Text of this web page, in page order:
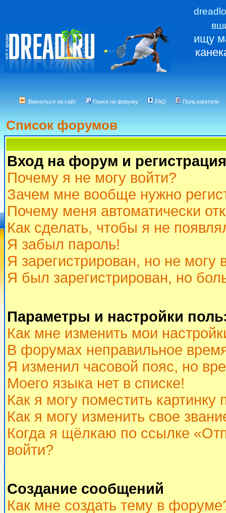
ищу
Вернуться на сайт Поиск по форуму FAQ Пользователи
Список форумов
Вход на форум и регистрация
Почему я не могу войти?
Зачем мне вообще нужно
Почему меня автоматически
Как сделать, чтобы я не
Я забыл пароль!
Я зарегистрирован, но не могу
Я был зарегистрирован, но
Параметры и настройки
Как мне изменить мои
В форумах неправильное
Я изменил часовой пояс, но
Моего языка нет в списке!
Как я могу поместить
Как я могу изменить свое
Когда я щёлкаю по ссылке
войти?
Создание сообщений
Как мне создать тему в